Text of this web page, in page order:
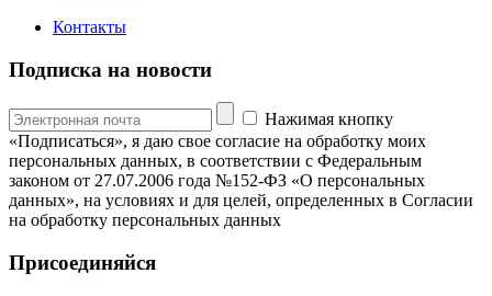
Контакты
Подписка на новости
Нажимая кнопку
«Подписаться», я даю свое согласие на обработку моих
персональных данных, в соответствии с Федеральным
законом от 27.07.2006 года №152-ФЗ «О персональных
данных», на условиях и для целей, определенных в Согласии
на обработку персональных данных
Присоединяйся